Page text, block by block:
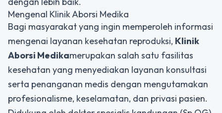
Mengenal Klinik Aborsi Medika
Bagi masyarakat yang ingin memperoleh informasi
mengenai layanan kesehatan reproduksi, Klinik
Aborsi Medikamerupakan salah satu fasilitas
kesehatan yang menyediakan layanan konsultasi
serta penanganan medis dengan mengutamakan
profesionalisme, keselamatan, dan privasi pasien.